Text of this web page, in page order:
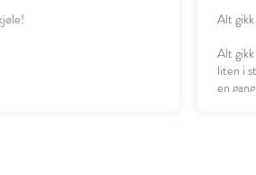
Alt
Alt
liten i
en